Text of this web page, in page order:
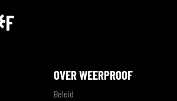
OVER WEERPROOF
Beleid